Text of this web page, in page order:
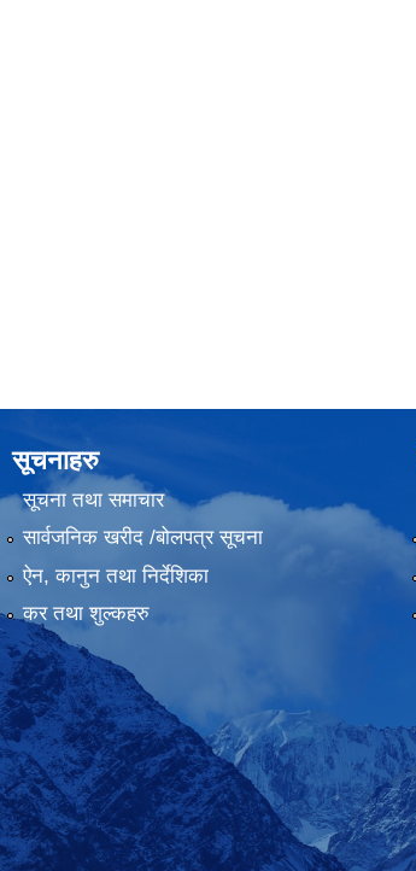
सूचनाहरु
सूचना तथा समाचार
सार्वजनिक खरीद /बोलपत्र सूचना
ऐन, कानुन तथा निर्देशिका
कर तथा शुल्कहरु